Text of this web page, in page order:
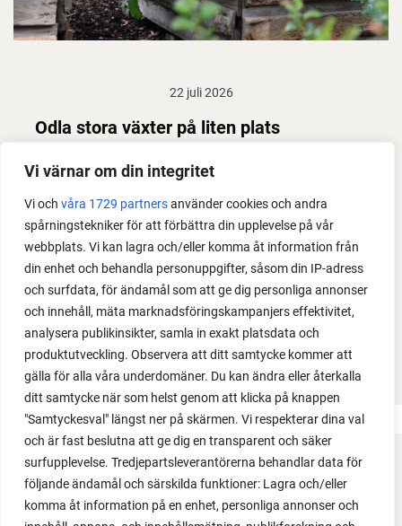
Vi värnar om din integritet
Vi och våra 1729 partnersanvänder cookies och andra
spårningstekniker för att förbättra din upplevelse på vår
webbplats. Vi kan lagra och/eller komma åt information från
din enhet och behandla personuppgifter, såsom din IP-adress
och surfdata, för ändamål som att ge dig personliga annonser
och innehåll, mäta marknadsföringskampanjers effektivitet,
analysera publikinsikter, samla in exakt platsdata och
produktutveckling. Observera att ditt samtycke kommer att
gälla för alla våra underdomäner. Du kan ändra eller återkalla
ditt samtycke när som helst genom att klicka på knappen
"Samtyckesval" längst ner på skärmen. Vi respekterar dina val
och är fast beslutna att ge dig en transparent och säker
surfupplevelse. Tredjepartsleverantörerna behandlar data för
följande ändamål och särskilda funktioner: Lagra och/eller
komma åt information på en enhet, personliga annonser och
22 juli 2026
Odla stora växter på liten plats
Med det här smarta knepet kan du odla också stora
Perfekt om du vill odla mycket i på liten yta.
FACEBOOK